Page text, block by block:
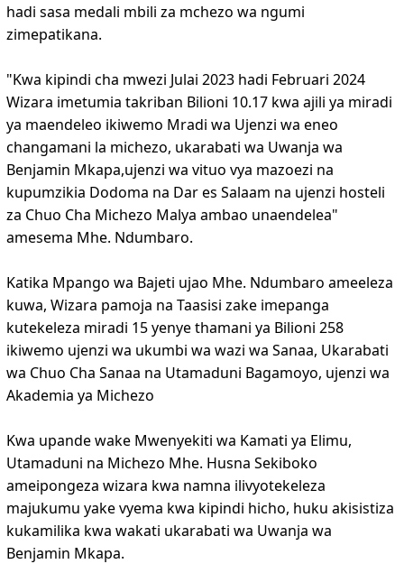
hadi sasa medali mbili za mchezo wa ngumi
zimepatikana.
"Kwa kipindi cha mwezi Julai 2023 hadi Februari 2024
Wizara imetumia takriban Bilioni 10.17 kwa ajili ya miradi
ya maendeleo ikiwemo Mradi wa Ujenzi wa eneo
changamani la michezo, ukarabati wa Uwanja wa
Benjamin Mkapa,ujenzi wa vituo vya mazoezi na
kupumzikia Dodoma na Dar es Salaam na ujenzi hosteli
za Chuo Cha Michezo Malya ambao unaendelea"
amesema Mhe. Ndumbaro.
Katika Mpango wa Bajeti ujao Mhe. Ndumbaro ameeleza
kuwa, Wizara pamoja na Taasisi zake imepanga
kutekeleza miradi 15 yenye thamani ya Bilioni 258
ikiwemo ujenzi wa ukumbi wa wazi wa Sanaa, Ukarabati
wa Chuo Cha Sanaa na Utamaduni Bagamoyo, ujenzi wa
Akademia ya Michezo
Kwa upande wake Mwenyekiti wa Kamati ya Elimu,
Utamaduni na Michezo Mhe. Husna Sekiboko
ameipongeza wizara kwa namna ilivyotekeleza
majukumu yake vyema kwa kipindi hicho, huku akisistiza
kukamilika kwa wakati ukarabati wa Uwanja wa
Benjamin Mkapa.